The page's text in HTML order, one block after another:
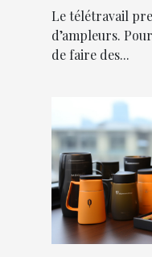
sa réussite ?
Le télétravail
d’ampleurs.
de faire des...